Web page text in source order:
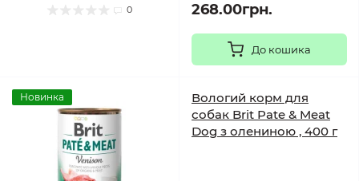
0 268.00грн.
До кошика
Новинка
Вологий корм для
собак Brit Pate & Meat
Dog з олениною , 400 г